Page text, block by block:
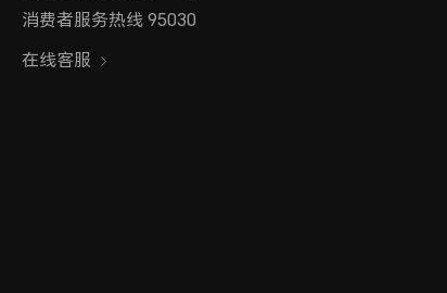
消费者服务热线 95030
在线客服